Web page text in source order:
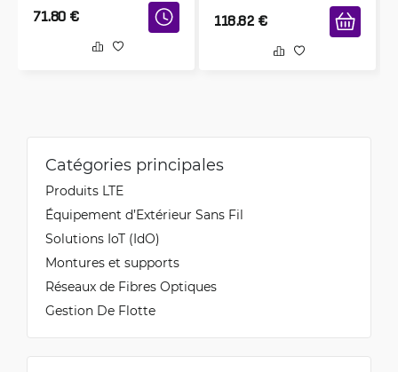
71.80 € 118.82 €
Catégories principales
Produits LTE
Équipement d’Extérieur Sans Fil
Solutions IoT (IdO)
Montures et supports
Réseaux de Fibres Optiques
Gestion De Flotte